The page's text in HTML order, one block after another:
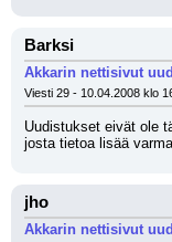
Barksi
Akkarin nettisivut
Viesti 29 - 10.04.2008 klo
Uudistukset eivät ole
josta tietoa lisää
jho
Akkarin nettisivut